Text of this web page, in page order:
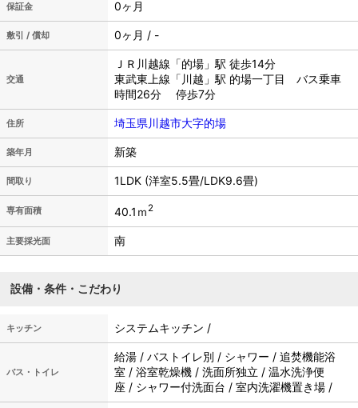
保証金 0ヶ月
敷引 / 償却 0ヶ月 / -
交通
ＪＲ川越線「的場」駅 徒歩14分
東武東上線「川越」駅 的場一丁目 バス乗車
時間26分 停歩7分
住所 埼玉県川越市大字的場
築年月 新築
間取り 1LDK (洋室5.5畳/LDK9.6畳)
専有面積 40.1ｍ2
主要採光面 南
設備・条件・こだわり
キッチン システムキッチン /
バス・トイレ
給湯 / バストイレ別 / シャワー / 追焚機能浴
室 / 浴室乾燥機 / 洗面所独立 / 温水洗浄便
座 / シャワー付洗面台 / 室内洗濯機置き場 /